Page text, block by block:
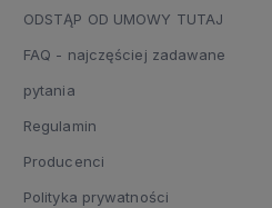
ODSTĄP OD UMOWY TUTAJ
FAQ - najczęściej zadawane
pytania
Regulamin
Producenci
Polityka prywatności